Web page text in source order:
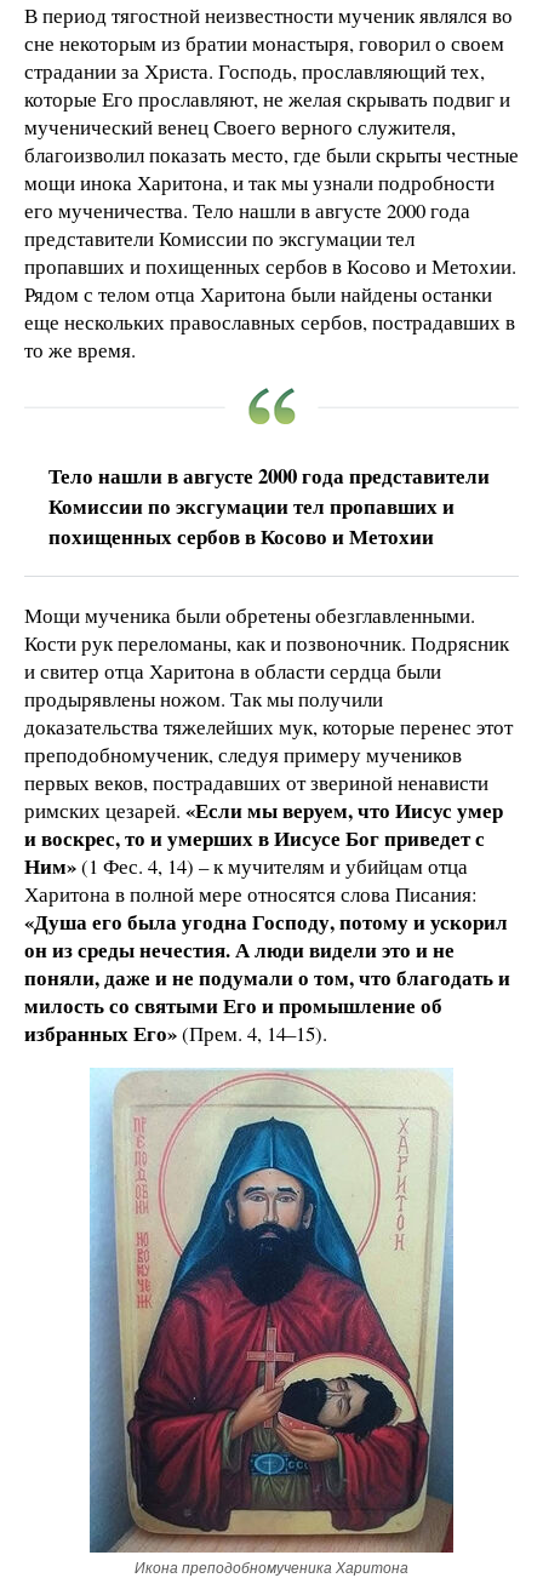
В период тягостной неизвестности мученик являлся во
сне некоторым из братии монастыря, говорил о своем
страдании за Христа. Господь, прославляющий тех,
которые Его прославляют, не желая скрывать подвиг и
мученический венец Своего верного служителя,
благоизволил показать место, где были скрыты честные
мощи инока Харитона, и так мы узнали подробности
его мученичества. Тело нашли в августе 2000 года
представители Комиссии по эксгумации тел
пропавших и похищенных сербов в Косово и Метохии.
Рядом с телом отца Харитона были найдены останки
еще нескольких православных сербов, пострадавших в
то же время.
Тело нашли в августе 2000 года представители
Комиссии по эксгумации тел пропавших и
похищенных сербов в Косово и Метохии
Мощи мученика были обретены обезглавленными.
Кости рук переломаны, как и позвоночник. Подрясник
и свитер отца Харитона в области сердца были
продырявлены ножом. Так мы получили
доказательства тяжелейших мук, которые перенес этот
преподобномученик, следуя примеру мучеников
первых веков, пострадавших от звериной ненависти
римских цезарей. «Если мы веруем, что Иисус умер
и воскрес, то и умерших в Иисусе Бог приведет с
Ним»(1 Фес. 4, 14) – к мучителям и убийцам отца
Харитона в полной мере относятся слова Писания:
«Душа его была угодна Господу, потому и ускорил
он из среды нечестия. А люди видели это и не
поняли, даже и не подумали о том, что благодать и
милость со святыми Его и промышление об
избранных Его»(Прем. 4, 14–15).
Икона преподобномученика Харитона